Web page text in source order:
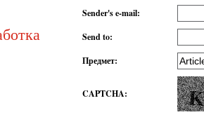
Sender's e-mail:
Send to:
Предмет:
CAPTCHA: